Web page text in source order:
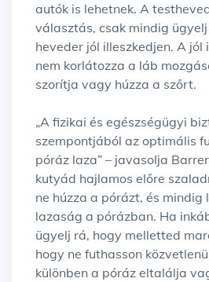
autók is lehetnek. A
választás, csak mindig
heveder jól illeszkedjen. A jól
nem korlátozza a láb
szorítja vagy húzza a szőrt.
„A fizikai és egészségügyi
szempontjából az optimális
póráz laza” – javasolja
kutyád hajlamos előre
ne húzza a pórázt, és mindig
lazaság a pórázban. Ha
ügyelj rá, hogy melletted
hogy ne futhasson
különben a póráz eltalálja